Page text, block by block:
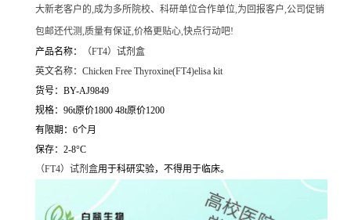
大新老客户的,成为多所院校、科研单位合作单位,为回报客户,公司促销
包邮还代测,质量有保证,价格更贴心,快点行动吧!
产品名称：
（FT4）试剂盒
英文名称： Chicken Free Thyroxine(FT4)elisa kit
货号：BY-AJ9849
规格：96t原价1800 48t原价1200
有限期：6个月
保存：2-8°C
（FT4）试剂盒用于科研实验，不得用于临床。